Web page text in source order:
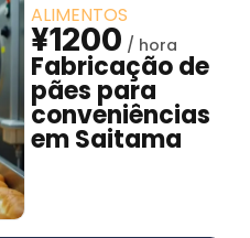
ALIMENTOS
¥1200
Fabricação de
pães para
conveniências
em Saitama